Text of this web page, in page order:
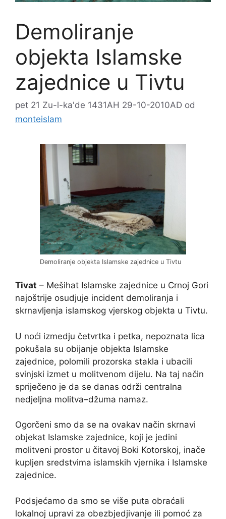
Demoliranje
objekta Islamske
zajednice u Tivtu
pet 21 Zu-l-ka'de 1431AH 29-10-2010AD od
monteislam
Demoliranje objekta Islamske zajednice u Tivtu
Tivat – Mešihat Islamske zajednice u Crnoj Gori
najoštrije osudjuje incident demoliranja i
skrnavljenja islamskog vjerskog objekta u Tivtu.
U noći izmedju četvrtka i petka, nepoznata lica
pokušala su obijanje objekta Islamske
zajednice, polomili prozorska stakla i ubacili
svinjski izmet u molitvenom dijelu. Na taj način
spriječeno je da se danas održi centralna
nedjeljna molitva–džuma namaz.
Ogorčeni smo da se na ovakav način skrnavi
objekat Islamske zajednice, koji je jedini
molitveni prostor u čitavoj Boki Kotorskoj, inače
kupljen sredstvima islamskih vjernika i Islamske
zajednice.
Podsjećamo da smo se više puta obraćali
lokalnoj upravi za obezbjedjivanje ili pomoć za